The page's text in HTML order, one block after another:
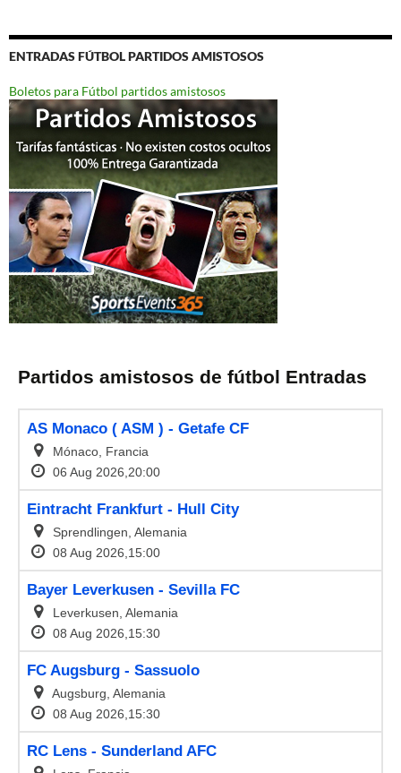
ENTRADAS FÚTBOL PARTIDOS AMISTOSOS
Boletos para Fútbol partidos amistosos